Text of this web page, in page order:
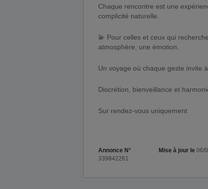
Chaque rencontre est une
complicité naturelle.
💫 Pour celles et ceux qui
atmosphère, une émotion.
Un voyage où chaque geste invite
Discrétion, bienveillance et
Sur rendez-vous uniquement
Annonce N°
339842261
Mise à jour le 06/